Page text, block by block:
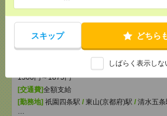
スキップ どちら
しばらく表示しな
3ヵ月で73万円稼ぐ！未経験OK＊
話相手など＊[派遣]
無資格の方：時給1400円～1750円 / 介
福祉士：時給1700円～2125円 / 初任者以上：時
1500円～1875円
[交通費]全額支給
[勤務地] 祇園四条駅 / 東山(京都府)駅 / 清水五条
…